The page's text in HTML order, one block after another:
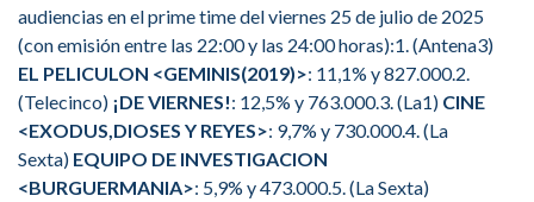
audiencias en el prime time del viernes 25 de julio de 2025
(con emisión entre las 22:00 y las 24:00 horas):1. (Antena3)
EL PELICULON <GEMINIS(2019)>: 11,1% y 827.000.2.
(Telecinco) ¡DE VIERNES!: 12,5% y 763.000.3. (La1) CINE
<EXODUS,DIOSES Y REYES>: 9,7% y 730.000.4. (La
Sexta) EQUIPO DE INVESTIGACION
<BURGUERMANIA>: 5,9% y 473.000.5. (La Sexta)